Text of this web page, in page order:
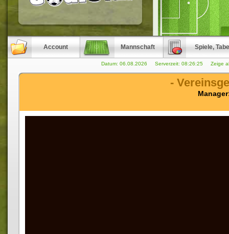
Account Mannschaft Spiele,
Datum: 06.08.2026 Serverzeit: 08:26:25 Zeige
-